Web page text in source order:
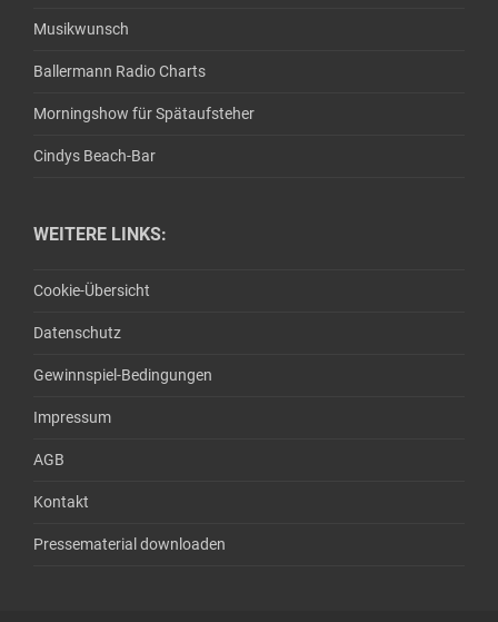
Musikwunsch
Ballermann Radio Charts
Morningshow für Spätaufsteher
Cindys Beach-Bar
WEITERE LINKS:
Cookie-Übersicht
Datenschutz
Gewinnspiel-Bedingungen
Impressum
AGB
Kontakt
Pressematerial downloaden